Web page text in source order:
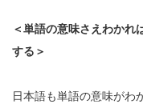
＜単語の意味さえわかれ
する＞
日本語も単語の意味がわ